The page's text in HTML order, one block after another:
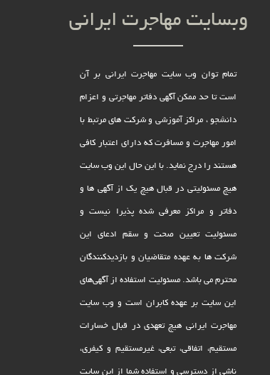
وبسایت مهاجرت ایرانی
تمام توان وب سایت مهاجرت ایرانی بر آن
است تا حد ممکن آگهی دفاتر مهاجرتی و اعزام
دانشجو ، مراکز آموزشی و شرکت های مرتبط با
امور مهاجرت و مسافرت که دارای اعتبار کافی
هستند را درج نماید. با این حال این وب سایت
هیچ مسئولیتی در قبال هیچ یک از آگهی ها و
دفاتر و مراکز معرفی شده پذیرا نیست و
مسئولیت تعیین صحت و سقم ادعای این
شرکت ها به عهده متقاضیان و بازدیدکنندگان
محترم می باشد. مسئولیت استفاده از آگهی‌های
این سایت بر عهده کابران است و وب سایت
مهاجرت ایرانی هیچ تعهدى در قبال خسارات
مستقیم، اتفاقى، تبعى، غیرمستقیم و کیفرى،
ناشى از دسترسى و استفاده شما از این سایت